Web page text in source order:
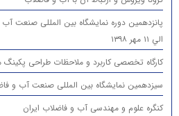
الي ۱۱ مهر ۱۳۹۸
کارگاه تخصصی کاربرد و ملاحظات طراحی
سیزدهمین نمایشگاه بین المللی صنعت آب و فاضلاب ایران، 24
کنگره علوم و مهندسی آب و فاضلاب ایران